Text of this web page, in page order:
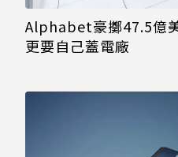
Alphabet豪擲47.5億
更要自己蓋電廠